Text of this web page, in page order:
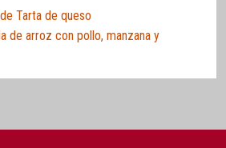
Tarta de queso
de arroz con pollo, manzana y